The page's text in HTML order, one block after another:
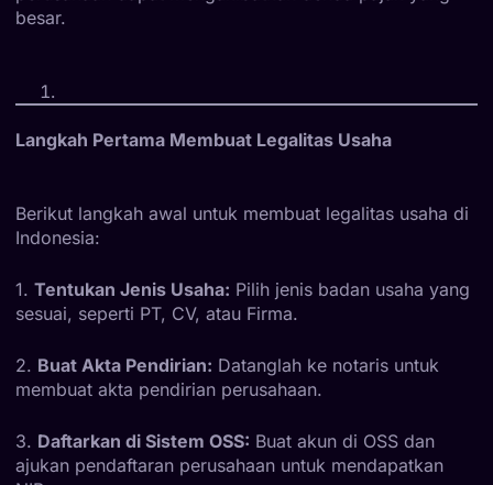
besar.
Langkah Pertama Membuat Legalitas Usaha
Berikut langkah awal untuk membuat legalitas usaha di
Indonesia:
1. Tentukan Jenis Usaha: Pilih jenis badan usaha yang
sesuai, seperti PT, CV, atau Firma.
2. Buat Akta Pendirian: Datanglah ke notaris untuk
membuat akta pendirian perusahaan.
3. Daftarkan di Sistem OSS: Buat akun di OSS dan
ajukan pendaftaran perusahaan untuk mendapatkan